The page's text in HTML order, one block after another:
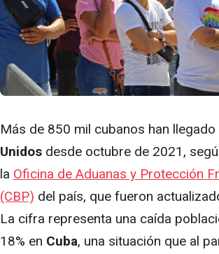
Más de 850 mil cubanos han llegado
Unidos desde octubre de 2021,
la Oficina de Aduanas y Protección
(CBP) del país, que fueron
La cifra representa una caída
18% en Cuba, una situación que al